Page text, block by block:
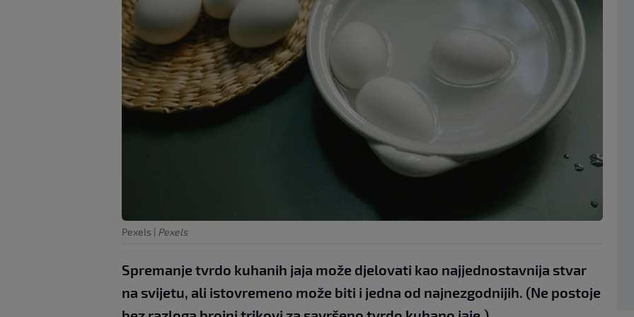
Pexels | Pexels
Spremanje tvrdo kuhanih jaja može djelovati kao najjednostavnija stvar
na svijetu, ali istovremeno može biti i jedna od najnezgodnijih. (Ne postoje